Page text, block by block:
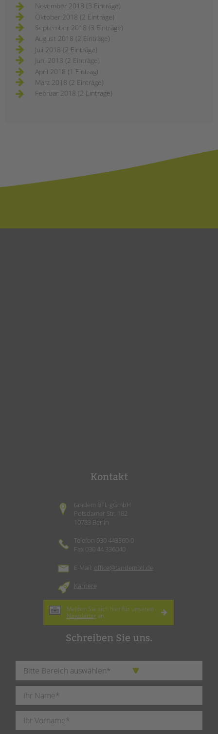
November 2018 (3 Einträge)
Oktober 2018 (2 Einträge)
September 2018 (3 Einträge)
August 2018 (2 Einträge)
Juli 2018 (2 Einträge)
Juni 2018 (2 Einträge)
April 2018 (1 Eintrag)
März 2018 (2 Einträge)
Februar 2018 (2 Einträge)
Kontakt
tandem BTL gGmbH
Potsdamer Str. 182
10783 Berlin
Telefon 030 443360-0
Fax 030 44 336040
E-Mail: office@tandembtl.de
Karriere
Melden Sie sich hier für unseren
Newsletter an.
Schreiben Sie uns.